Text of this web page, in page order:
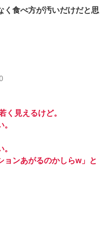
く食べ方が汚いだけだと思
く見えるけど。
ョンあがるのかしらw」と